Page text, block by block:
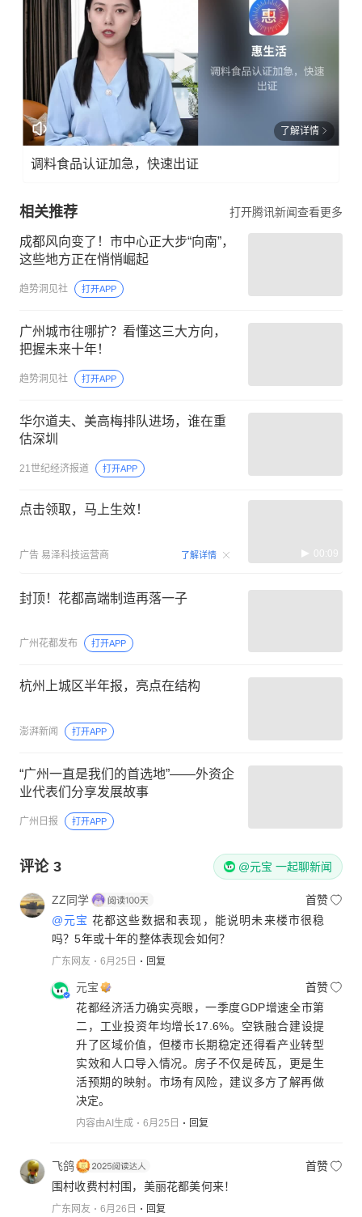
了解详情
调料食品认证加急，快速出证
相关推荐 打开腾讯新闻查看更多
成都风向变了！市中心正大步“向南”，
这些地方正在悄悄崛起
趋势洞见社 打开APP
广州城市往哪扩？看懂这三大方向，
把握未来十年！
趋势洞见社 打开APP
华尔道夫、美高梅排队进场，谁在重
估深圳
21世纪经济报道 打开APP
点击领取，马上生效！
广告 易泽科技运营商 了解详情 00:09
封顶！花都高端制造再落一子
广州花都发布 打开APP
杭州上城区半年报，亮点在结构
澎湃新闻 打开APP
“广州一直是我们的首选地”——外资企
业代表们分享发展故事
广州日报 打开APP
评论 3 @元宝 一起聊新闻
ZZ同学
首赞
@元宝 花都这些数据和表现，能说明未来楼市很稳
吗？5年或十年的整体表现会如何？
广东网友 6月25日 回复
元宝
首赞
花都经济活力确实亮眼，一季度GDP增速全市第
二，工业投资年均增长17.6%。空铁融合建设提
升了区域价值，但楼市长期稳定还得看产业转型
实效和人口导入情况。房子不仅是砖瓦，更是生
活预期的映射。市场有风险，建议多方了解再做
决定。
内容由AI生成 6月25日 回复
飞鸽
首赞
围村收费村村围，美丽花都美何来！
广东网友 6月26日 回复